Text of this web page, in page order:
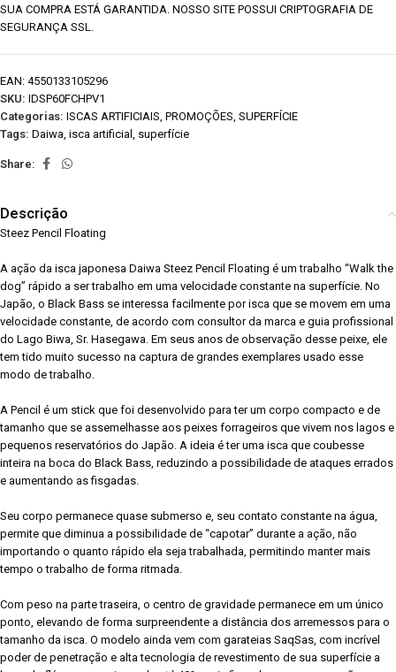
SUA COMPRA ESTÁ GARANTIDA. NOSSO SITE POSSUI CRIPTOGRAFIA DE
SEGURANÇA SSL.
EAN: 4550133105296
SKU: IDSP60FCHPV1
Categorias: ISCAS ARTIFICIAIS, PROMOÇÕES, SUPERFÍCIE
Tags: Daiwa, isca artificial , superfície
Share:
Descrição
Steez Pencil Floating
A ação da isca japonesa Daiwa Steez Pencil Floating é um trabalho “Walk the
dog” rápido a ser trabalho em uma velocidade constante na superfície. No
Japão, o Black Bass se interessa facilmente por isca que se movem em uma
velocidade constante, de acordo com consultor da marca e guia profissional
do Lago Biwa, Sr. Hasegawa. Em seus anos de observação desse peixe, ele
tem tido muito sucesso na captura de grandes exemplares usado esse
modo de trabalho.
A Pencil é um stick que foi desenvolvido para ter um corpo compacto e de
tamanho que se assemelhasse aos peixes forrageiros que vivem nos lagos e
pequenos reservatórios do Japão. A ideia é ter uma isca que coubesse
inteira na boca do Black Bass, reduzindo a possibilidade de ataques errados
e aumentando as fisgadas.
Seu corpo permanece quase submerso e, seu contato constante na água,
permite que diminua a possibilidade de “capotar” durante a ação, não
importando o quanto rápido ela seja trabalhada, permitindo manter mais
tempo o trabalho de forma ritmada.
Com peso na parte traseira, o centro de gravidade permanece em um único
ponto, elevando de forma surpreendente a distância dos arremessos para o
tamanho da isca. O modelo ainda vem com garateias SaqSas, com incrível
poder de penetração e alta tecnologia de revestimento de sua superfície a